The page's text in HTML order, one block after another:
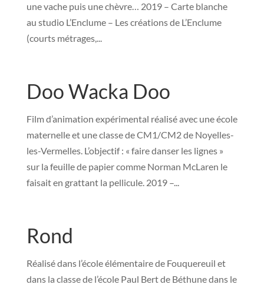
une vache puis une chèvre… 2019 – Carte blanche
au studio L’Enclume – Les créations de L’Enclume
(courts métrages,...
Doo Wacka Doo
Film d’animation expérimental réalisé avec une école
maternelle et une classe de CM1/CM2 de Noyelles-
les-Vermelles. L’objectif : « faire danser les lignes »
sur la feuille de papier comme Norman McLaren le
faisait en grattant la pellicule. 2019 –...
Rond
Réalisé dans l’école élémentaire de Fouquereuil et
dans la classe de l’école Paul Bert de Béthune dans le